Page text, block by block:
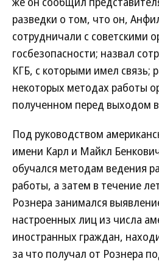
разведки о том, что он,
сотрудничали с советскими
госбезопасности; назвал
КГБ, с которыми имел связь;
некоторых методах работы
полученном перед выходом
Под руководством
имени Карл и Майкл
обучался методам ведения
работы, а затем в течение
Рознера занимался
настроенных лиц из числа
иностранных граждан,
за что получал от Рознера